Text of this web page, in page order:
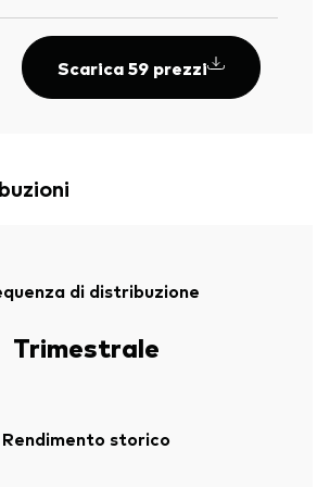
Scarica 59 prezzi
di distribuzione
Trimestrale
Rendimento storico